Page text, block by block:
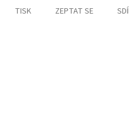
TISK ZEPTAT SE